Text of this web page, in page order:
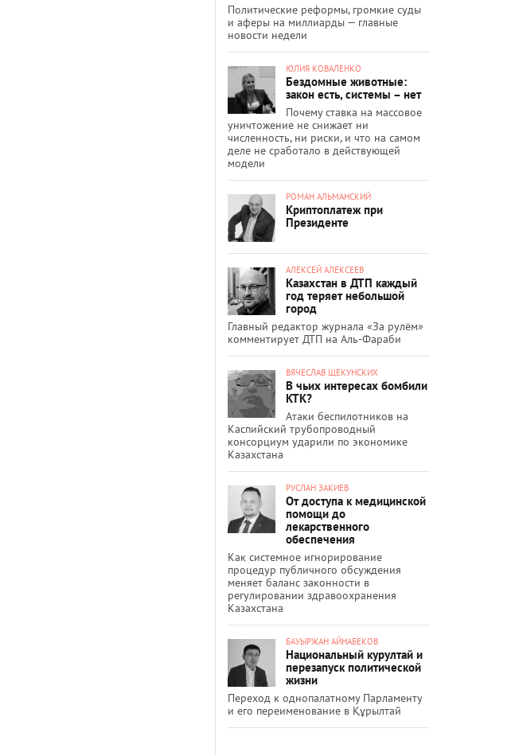
Политические реформы, громкие суды
и аферы на миллиарды — главные
новости недели
ЮЛИЯ КОВАЛЕНКО
Бездомные животные:
закон есть, системы – нет
Почему ставка на массовое
уничтожение не снижает ни
численность, ни риски, и что на самом
деле не сработало в действующей
модели
РОМАН АЛЬМАНСКИЙ
Криптоплатеж при
Президенте
АЛЕКСЕЙ АЛЕКСЕЕВ
Казахстан в ДТП каждый
год теряет небольшой
город
Главный редактор журнала «За рулём»
комментирует ДТП на Аль-Фараби
ВЯЧЕСЛАВ ЩЕКУНСКИХ
В чьих интересах бомбили
КТК?
Атаки беспилотников на
Каспийский трубопроводный
консорциум ударили по экономике
Казахстана
РУСЛАН ЗАКИЕВ
От доступа к медицинской
помощи до
лекарственного
обеспечения
Как системное игнорирование
процедур публичного обсуждения
меняет баланс законности в
регулировании здравоохранения
Казахстана
БАУЫРЖАН АЙНАБЕКОВ
Национальный курултай и
перезапуск политической
жизни
Переход к однопалатному Парламенту
и его переименование в Құрылтай